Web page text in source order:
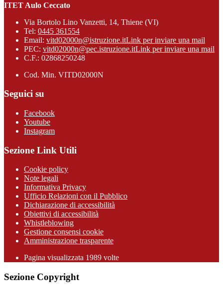
ITET Aulo Ceccato
Via Bortolo Lino Vanzetti, 14, Thiene (VI)
Tel: 0445 361554
Email: vitd02000n@istruzione.itLink per inviare una mail
PEC: vitd02000n@pec.istruzione.itLink per inviare una mail
C.F.: 02868250248
Cod. Min. VITD02000N
Seguici su
Facebook
Youtube
Instagram
Sezione Link Utili
Cookie policy
Note legali
Informativa Privacy
Ufficio Relazioni con il Pubblico
Dichiarazione di accessibilità
Obiettivi di accessibilità
Whistleblowing
Gestione consensi cookie
Amministrazione trasparente
Pagina visualizzata 1989 volte
Sezione Copyright